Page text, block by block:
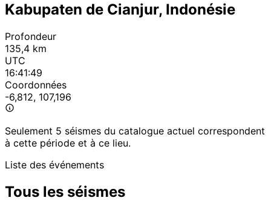
Kabupaten de Cianjur, Indonésie
Profondeur
135,4 km
UTC
16:41:49
Coordonnées
-6,812, 107,196
Seulement 5 séismes du catalogue actuel correspondent
à cette période et à ce lieu.
Liste des événements
Tous les séismes